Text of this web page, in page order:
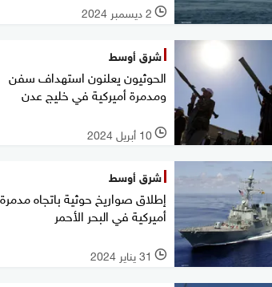
l 2 ديسمبر 2024
شرق أوسط
الحوثيون يعلنون استهداف سفن
ومدمرة أميركية في خليج عدن
l 10 أبريل 2024
شرق أوسط
إطلاق صواريخ حوثية باتجاه مدمرة
أميركية في البحر الأحمر
l 31 يناير 2024